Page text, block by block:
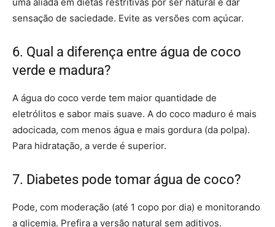
sensação de saciedade. Evite as versões com açúcar.
6. Qual a diferença entre água de coco
verde e madura?
A água do coco verde tem maior quantidade de
eletrólitos e sabor mais suave. A do coco maduro é mais
adocicada, com menos água e mais gordura (da polpa).
Para hidratação, a verde é superior.
7. Diabetes pode tomar água de coco?
Pode, com moderação (até 1 copo por dia) e monitorando
a glicemia. Prefira a versão natural sem aditivos.